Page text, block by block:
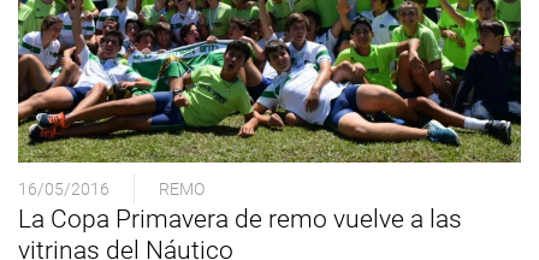
16/05/2016 REMO
La Copa Primavera de remo vuelve a las
vitrinas del Náutico